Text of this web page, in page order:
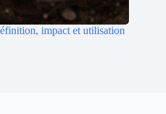
impact et utilisation